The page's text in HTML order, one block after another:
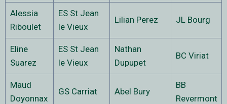
Alessia
Riboulet
ES St Jean
le Vieux
Lilian Perez JL Bourg
Eline
Suarez
ES St Jean
le Vieux
Nathan
Dupupet
BC Viriat
Maud
Doyonnax
GS Carriat Abel Bury
BB
Revermont